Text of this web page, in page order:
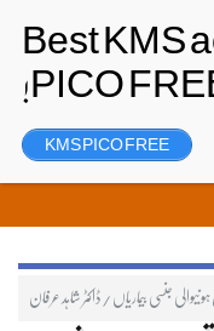
رجسٹر
جنسی بیماریاں /ڈاکٹر شاہد عرفان
KMS PICO FREE